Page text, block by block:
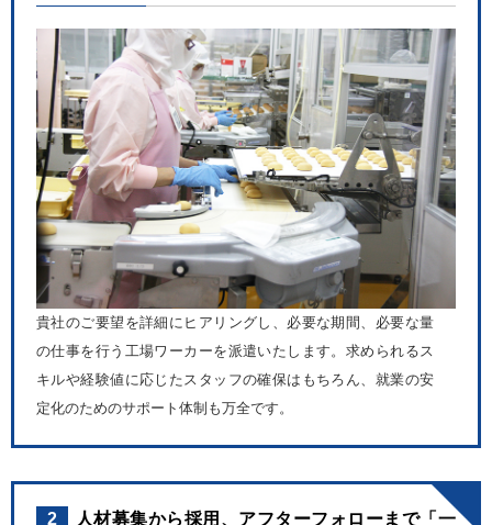
貴社のご要望を詳細にヒアリングし、必要な期間、必要な量
の仕事を行う工場ワーカーを派遣いたします。求められるス
キルや経験値に応じたスタッフの確保はもちろん、就業の安
定化のためのサポート体制も万全です。
2
人材募集から採用、アフターフォローまで「一